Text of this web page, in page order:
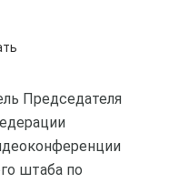
Председателя
штаба по